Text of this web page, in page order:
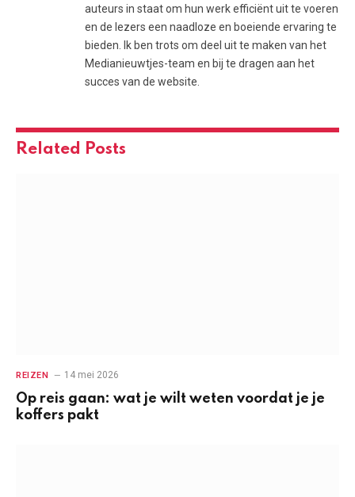
auteurs in staat om hun werk efficiënt uit te voeren
en de lezers een naadloze en boeiende ervaring te
bieden. Ik ben trots om deel uit te maken van het
Medianieuwtjes-team en bij te dragen aan het
succes van de website.
Related Posts
REIZEN 14 mei 2026
Op reis gaan: wat je wilt weten voordat je je
koffers pakt